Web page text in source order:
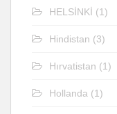
HELSİNKİ (1)
Hindistan (3)
Hırvatistan (1)
Hollanda (1)